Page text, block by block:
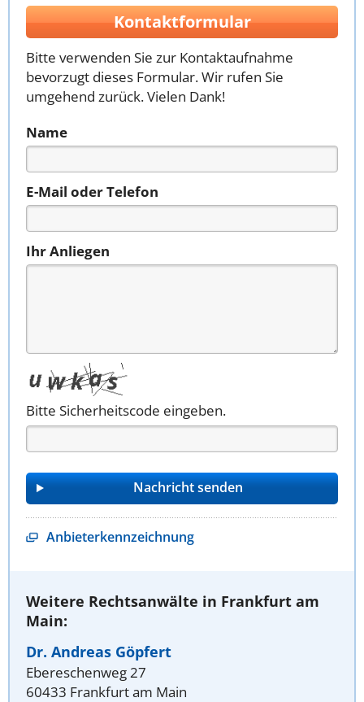
Kontaktformular
Bitte verwenden Sie zur Kontaktaufnahme
bevorzugt dieses Formular. Wir rufen Sie
umgehend zurück. Vielen Dank!
Name
E-Mail oder Telefon
Ihr Anliegen
Bitte Sicherheitscode eingeben.
Anbieterkennzeichnung
Weitere Rechtsanwälte in Frankfurt am
Main:
Dr. Andreas Göpfert
Ebereschenweg 27
60433 Frankfurt am Main